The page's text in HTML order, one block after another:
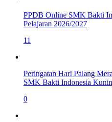
PPDB Online SMK Bakti
Pelajaran 2026/2027
11
Peringatan Hari Palang
SMK Bakti Indonesia
0